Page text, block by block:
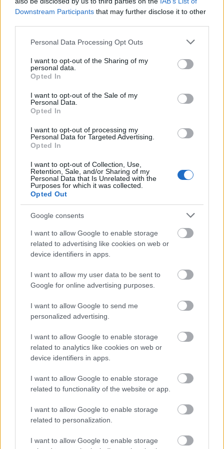
Downstream Participants that may further disclose it to other
Please note that this website/app uses one or more Google
not limited to your visit or usage behaviour. You may click to
grant or deny consent to Google and its third-party tags to
use your data for below specified purposes in below Google
consent section.
Personal Data Processing Opt Outs
I want to opt-out of the Sharing of my
personal data.
Opted In
I want to opt-out of the Sale of my
Personal Data.
Opted In
I want to opt-out of processing my
Personal Data for Targeted Advertising.
Opted In
I want to opt-out of Collection, Use,
Retention, Sale, and/or Sharing of my
Personal Data that Is Unrelated with the
Purposes for which it was collected.
Opted Out
Google consents
I want to allow Google to enable storage
related to advertising like cookies on web or
device identifiers in apps.
I want to allow my user data to be sent to
Google for online advertising purposes.
I want to allow Google to send me
personalized advertising.
I want to allow Google to enable storage
related to analytics like cookies on web or
device identifiers in apps.
I want to allow Google to enable storage
related to functionality of the website or app.
I want to allow Google to enable storage
related to personalization.
I want to allow Google to enable storage
Henry Jekyll olyan szérumot keres, amellyel
elválaszthatja az emberben lakozó jót a gonosztól, s
ezzel menthetővé tenné az elmebetegeket. Ám a
kórházi testület képmutató tagjai őrültnek
bélyegzik, és megtagadják, hogy élő emberen
próbálja ki a medicinát.
Menyasszonya, Emma Carew és Jekyll ügyvéd
barátja, John Utterson kitartásra biztatják a doktort-
ám a legénybúcsú után Henry úgy dönt, nem vár
tovább, s magának adja be a gyógyszert.
A formula hatására Henry borzalmas átalakuláson
esik keresztül, és testéből-lelkéből előtör a gonosz
vérfürdő veszi kezdetét, és senki nem tudja, hol
végződik mindez…
Egy dal a Jekyll és Hyde-ból: